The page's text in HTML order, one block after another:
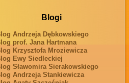
Blogi
Andrzeja Dębkowskiego
prof. Jana Hartmana
Krzysztofa Mroziewicza
Ewy Siedleckiej
Sławomira Sierakowskiego
Andrzeja Stankiewicza